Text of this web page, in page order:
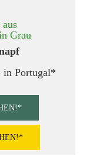
in Portugal*